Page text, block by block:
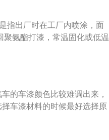
时地把这些脏东西清洗掉，
指出厂时在工厂内喷涂，面
氨酯打漆，常温固化或低温
的效果，但并不是真正的原
喷漆的寿命比较原厂车漆会
水平，调漆看着简单，调好
，简单的人工添加色母对比
，但用肉眼基本看不出色
的车漆颜色比较难调出来，
车漆材料的时候最好选择原
于油漆的一种类型，是喷洒